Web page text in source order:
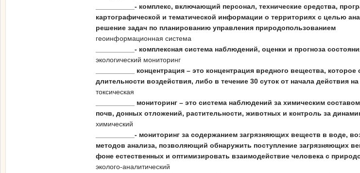
__________- комплекс, включающий персонал, технические средства,
картографической и тематической информации о территориях с целью
решение задач по планированию управления природопользованием
геоинформационная система
__________- комплексная система наблюдений, оценки и прогноза
экологический мониторинг
__________ концентрация – это концентрация вредного вещества,
длительности воздействия, либо в течение 30 суток от начала действия
токсическая
__________ мониторинг – это система наблюдений за химическим
почв, донных отложений, растительности, животных и контроль за
химический
__________- мониторинг за содержанием загрязняющих веществ в воде,
методов анализа, позволяющий обнаружить поступление загрязняющих
фоне естественных и оптимизировать взаимодействие человека с
эколого-аналитический